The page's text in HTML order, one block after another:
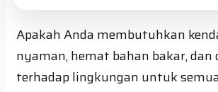
Apakah Anda membutuhkan
nyaman, hemat bahan bakar, dan
terhadap lingkungan untuk